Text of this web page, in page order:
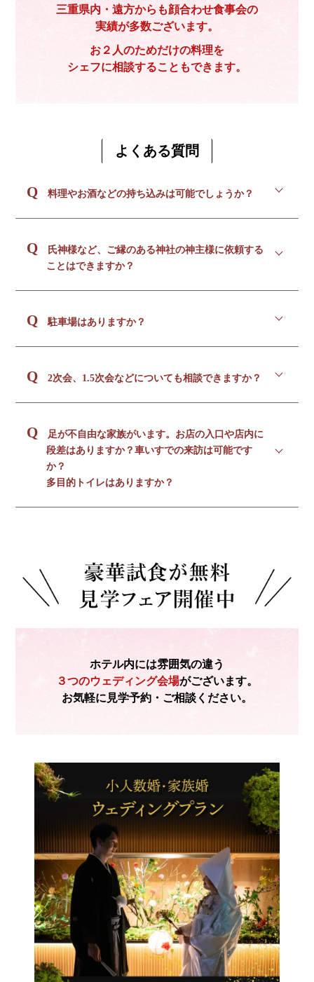
三重県内・遠方からも顔合わせ食事会の
実績が多数ございます。
お２人のためだけの料理を
シェフに相談することもできます。
よくある質問
Q 料理やお酒などの持ち込みは可能でしょうか？
お酒などの持ち込みに関しては事前にご相談のう
え、可能なかぎり要望に沿える形でご提案いたしま
Q 氏神様など、ご縁のある神社の神主様に依頼する
ことはできますか？
ば持込みで行って頂くことができます。持込料など
Q 駐車場はありますか？
津センターパレス駐車場（旧名称：フェニックス通
Q 2次会、1.5次会などについても相談できますか？
けます。
Q 足が不自由な家族がいます。お店の入口や店内に
段差はありますか？車いすでの来訪は可能です
か？
多目的トイレはありますか？
の移動は通常エスカレーターとなっております。ホ
テル裏口のエレベーターへ誘導させていただきます
ので、ホテルエントランスの車止めにご到着されま
したら、お電話を頂戴したく思います。エレベータ
ーから黒がねは距離はございませんので、スムーズ
また、お手洗いですが、ホテル側には多目的トイレ
がございません。同じフロアにございますセンター
パレスには多目的機能のトイレがございますのでそ
ちらをご利用ください。
ホテル内には雰囲気の違う
３つのウェディング会場がございます。
お気軽に見学予約・ご相談ください。